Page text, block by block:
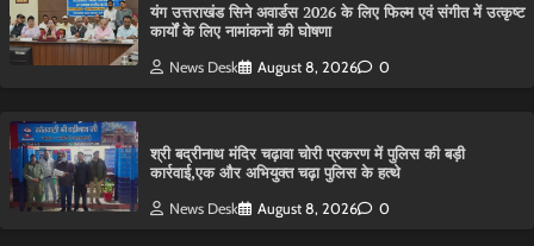
यंग उत्तराखंड सिने अवार्डस 2026 के लिए फिल्म एवं संगीत में उत्कृष्ट
कार्यों के लिए नामांकनों की घोषणा
News Desk August 8, 2026 0
श्री बद्रीनाथ मंदिर चढ़ावा चोरी प्रकरण में पुलिस की बड़ी
कार्रवाई,एक और अभियुक्त चढ़ा पुलिस के हत्थे
News Desk August 8, 2026 0